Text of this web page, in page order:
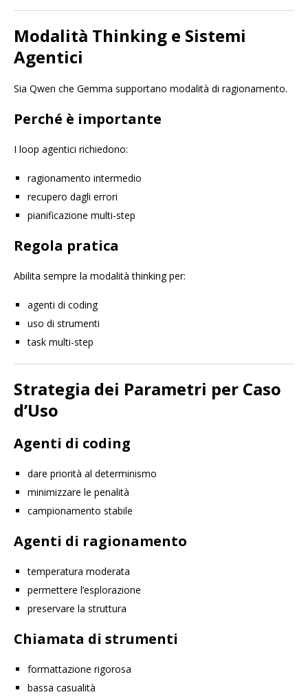
Modalità Thinking e Sistemi
Agentici
Sia Qwen che Gemma supportano modalità di ragionamento.
Perché è importante
I loop agentici richiedono:
ragionamento intermedio
recupero dagli errori
pianificazione multi-step
Regola pratica
Abilita sempre la modalità thinking per:
agenti di coding
uso di strumenti
task multi-step
Strategia dei Parametri per Caso
d’Uso
Agenti di coding
dare priorità al determinismo
minimizzare le penalità
campionamento stabile
Agenti di ragionamento
temperatura moderata
permettere l’esplorazione
preservare la struttura
Chiamata di strumenti
formattazione rigorosa
bassa casualità